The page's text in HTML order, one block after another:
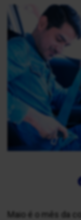
Maio é o mês da